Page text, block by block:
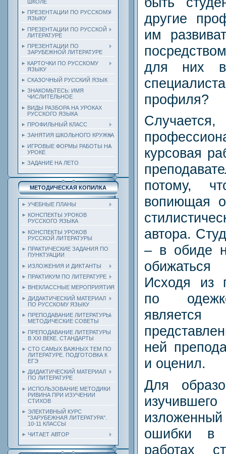
ШКОЛЕ
ПРЕЗЕНТАЦИИ ПО РУССКОМУ
ЯЗЫКУ
ПРЕЗЕНТАЦИИ ПО РУССКОЙ
ЛИТЕРАТУРЕ
ПРЕЗЕНТАЦИИ ПО
ЗАРУБЕЖНОЙ ЛИТЕРАТУРЕ
КАРТОЧКИ ПО РУССКОМУ
ЯЗЫКУ
СКАЗОЧНЫЙ РУССКИЙ ЯЗЫК
ЗНАКОМЬТЕСЬ: ИМЯ
ЧИСЛИТЕЛЬНОЕ
ВИДЫ РАЗБОРА НА УРОКАХ
РУССКОГО ЯЗЫКА
ПРОФИЛЬНЫЙ КЛАСС
ЗАНЯТИЯ ШКОЛЬНОГО КРУЖКА
ИГРОВЫЕ ФОРМЫ РАБОТЫ НА
УРОКЕ
ЗАДАНИЕ НА ЛЕТО
МЕТОДИЧЕСКАЯ КОПИЛКА
УЧЕБНЫЕ ПЛАНЫ
КОНСПЕКТЫ УРОКОВ
РУССКОГО ЯЗЫКА
КОНСПЕКТЫ УРОКОВ
РУССКОЙ ЛИТЕРАТУРЫ
ПРАКТИЧЕСКИЕ ЗАДАНИЯ ПО
ПУНКТУАЦИИ
ИЗЛОЖЕНИЯ И ДИКТАНТЫ
ПРАКТИКУМ ПО ЛИТЕРАТУРЕ
ВНЕКЛАССНЫЕ МЕРОПРИЯТИЯ
ДИДАКТИЧЕСКИЙ МАТЕРИАЛ
ПО РУССКОМУ ЯЗЫКУ
ПРЕПОДАВАНИЕ ЛИТЕРАТУРЫ.
МЕТОДИЧЕСКИЕ СОВЕТЫ
ПРЕПОДАВАНИЕ ЛИТЕРАТУРЫ
В XXI ВЕКЕ. СТАНДАРТЫ
СТО САМЫХ ВАЖНЫХ ТЕМ ПО
ЛИТЕРАТУРЕ. ПОДГОТОВКА К
ЕГЭ
ДИДАКТИЧЕСКИЙ МАТЕРИАЛ
ПО ЛИТЕРАТУРЕ
ИСПОЛЬЗОВАНИЕ МЕТОДИКИ
РИВИНА ПРИ ИЗУЧЕНИИ
СТИХОВ
ЭЛЕКТИВНЫЙ КУРС
"ЗАРУБЕЖНАЯ ЛИТЕРАТУРА".
10-11 КЛАССЫ
ЧИТАЕТ АВТОР
другие
им
для них
профиля?
курсовая
потому,
вопиющая
автора.
– в обиде
Исходя из
по
ней
и оценил.
Для
ошибки в
работах